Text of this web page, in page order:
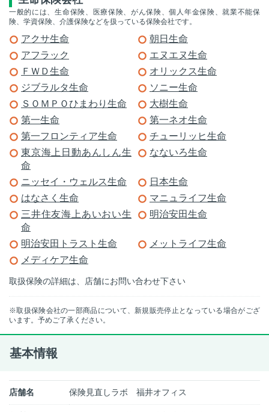
一般的には、生命保険、医療保険、がん保険、個人年金保険、就業不能保
険、学資保険、介護保険などを扱っている保険会社です。
アクサ生命
朝日生命
アフラック
エヌエヌ生命
ＦＷＤ生命
オリックス生命
ジブラルタ生命
ソニー生命
ＳＯＭＰＯひまわり生命
大樹生命
第一生命
第一ネオ生命
第一フロンティア生命
チューリッヒ生命
東京海上日動あんしん生
命
なないろ生命
ニッセイ・ウェルス生命
日本生命
はなさく生命
マニュライフ生命
三井住友海上あいおい生
命
明治安田生命
明治安田トラスト生命
メットライフ生命
メディケア生命
取扱保険の詳細は、店舗にお問い合わせ下さい
※取扱保険会社の一部商品について、新規販売停止となっている場合がござ
います。予めご了承ください。
基本情報
店舗名 保険見直しラボ 福井オフィス